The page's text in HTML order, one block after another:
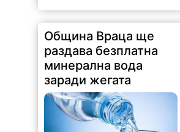
Община Враца ще
раздава безплатна
минерална вода
заради жегата